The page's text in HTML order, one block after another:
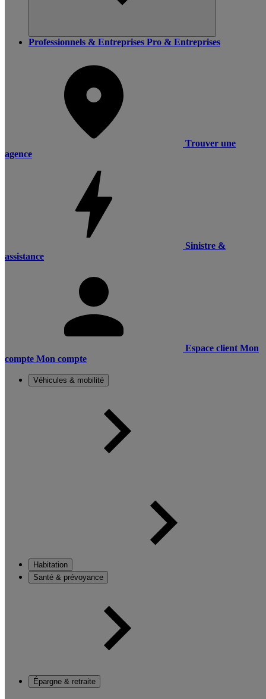
Professionnels & Entreprises Pro & Entreprises
Trouver une
agence
Sinistre &
assistance
Espace client Mon
compte Mon compte
Véhicules & mobilité
Habitation
Santé & prévoyance
Épargne & retraite